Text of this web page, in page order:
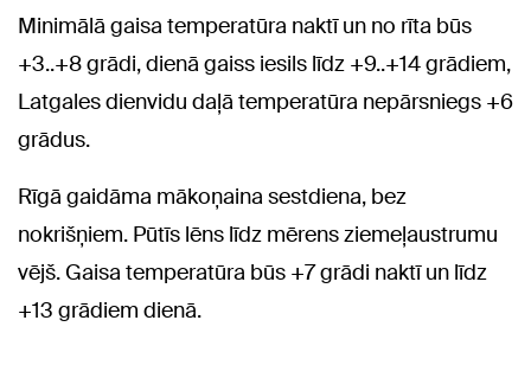
Minimālā gaisa temperatūra naktī un no rīta būs
+3..+8 grādi, dienā gaiss iesils līdz +9..+14 grādiem,
Latgales dienvidu daļā temperatūra nepārsniegs +6
grādus.
Rīgā gaidāma mākoņaina sestdiena, bez
nokrišņiem. Pūtīs lēns līdz mērens ziemeļaustrumu
vējš. Gaisa temperatūra būs +7 grādi naktī un līdz
+13 grādiem dienā.